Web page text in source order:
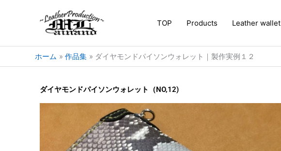
TOP Products Leather wallet
ホーム 作品集 ダイヤモンドパイソンウォレット｜製作実例１２
ダイヤモンドパイソンウォレット（NO,12)